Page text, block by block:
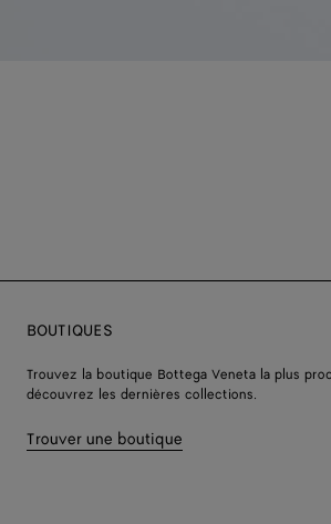
BOUTIQUES
Trouvez la boutique Bottega Veneta la plus
découvrez les dernières collections.
Trouver une boutique